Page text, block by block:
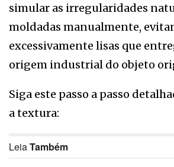
simular as irregularidades
moldadas manualmente,
excessivamente lisas que
origem industrial do objeto
Siga este passo a passo
a textura:
LeiaTambém